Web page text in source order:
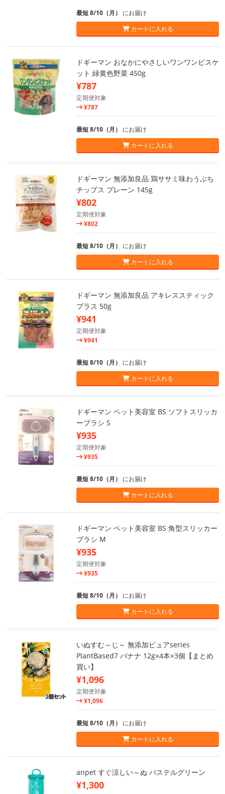
最短 8/10（月） にお届け
カートに入れる
ドギーマン おなかにやさしいワンワンビスケ
ット 緑黄色野菜 450g
¥787
定期便対象
¥787
最短 8/10（月） にお届け
カートに入れる
ドギーマン 無添加良品 鶏ササミ味わうぷち
チップス プレーン 145g
¥802
定期便対象
¥802
最短 8/10（月） にお届け
カートに入れる
ドギーマン 無添加良品 アキレススティック
プラス 50g
¥941
定期便対象
¥941
最短 8/10（月） にお届け
カートに入れる
ドギーマン ペット美容室 BS ソフトスリッカ
ーブラシ S
¥935
定期便対象
¥935
最短 8/10（月） にお届け
カートに入れる
ドギーマン ペット美容室 BS 角型スリッカー
ブラシ M
¥935
定期便対象
¥935
最短 8/10（月） にお届け
カートに入れる
いぬすむ～じ～ 無添加ピュアseries
PlantBased7 バナナ 12g×4本×3個【まとめ
買い】
¥1,096
定期便対象
¥1,096
最短 8/10（月） にお届け
カートに入れる
anpet すぐ涼しい～ぬ パステルグリーン
¥1,300